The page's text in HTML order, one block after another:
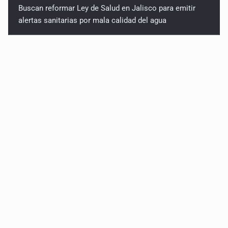
Buscan reformar Ley de Salud en Jalisco para emitir
alertas sanitarias por mala calidad del agua